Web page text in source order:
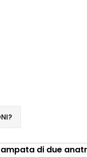
di due